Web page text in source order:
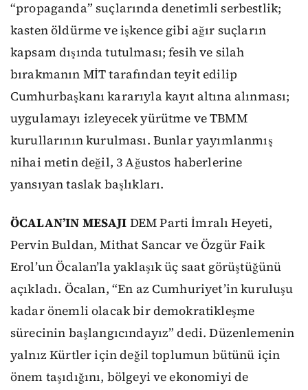
“propaganda” suçlarında denetimli serbestlik;
kasten öldürme ve işkence gibi ağır suçların
kapsam dışında tutulması; fesih ve silah
bırakmanın MİT tarafından teyit edilip
Cumhurbaşkanı kararıyla kayıt altına alınması;
uygulamayı izleyecek yürütme ve TBMM
kurullarının kurulması. Bunlar yayımlanmış
nihai metin değil, 3 Ağustos haberlerine
yansıyan taslak başlıkları.
ÖCALAN’IN MESAJI DEM Parti İmralı Heyeti,
Pervin Buldan, Mithat Sancar ve Özgür Faik
Erol’un Öcalan’la yaklaşık üç saat görüştüğünü
açıkladı. Öcalan, “En az Cumhuriyet’in kuruluşu
kadar önemli olacak bir demokratikleşme
sürecinin başlangıcındayız” dedi. Düzenlemenin
yalnız Kürtler için değil toplumun bütünü için
önem taşıdığını, bölgeyi ve ekonomiyi de